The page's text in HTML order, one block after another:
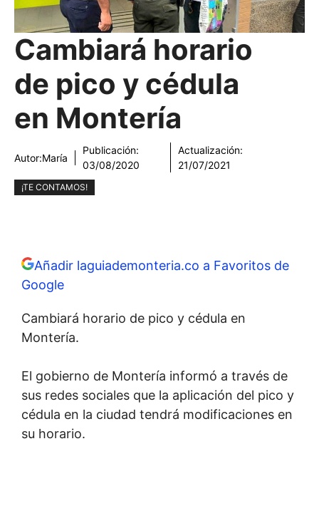
Cambiará horario
de pico y cédula
en Montería
Autor:María
Publicación:
03/08/2020
Actualización:
21/07/2021
¡TE CONTAMOS!
Añadir laguiademonteria.co a Favoritos de
Google
Cambiará horario de pico y cédula en
Montería.
El gobierno de Montería informó a través de
sus redes sociales que la aplicación del pico y
cédula en la ciudad tendrá modificaciones en
su horario.